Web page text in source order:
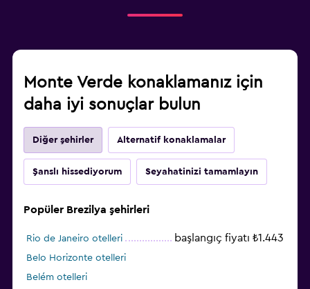
Monte Verde konaklamanız için
daha iyi sonuçlar bulun
Diğer şehirler Alternatif konaklamalar
Şanslı hissediyorum Seyahatinizi tamamlayın
Popüler Brezilya şehirleri
Rio de Janeiro otelleri başlangıç fiyatı ₺1.443
Belo Horizonte otelleri
Belém otelleri